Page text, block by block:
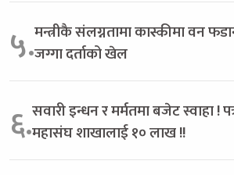
५.मन्त्रीकै संलग्नतामा कास्कीमा वन
जग्गा दर्ताको खेल
६.सवारी इन्धन र मर्मतमा बजेट स्वाहा !
महासंघ शाखालाई १० लाख !!